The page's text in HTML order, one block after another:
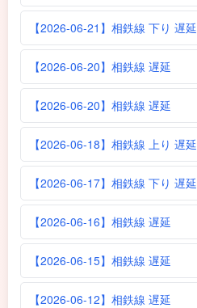
【2026-06-21】相鉄線 下り 遅延
【2026-06-20】相鉄線 遅延
【2026-06-20】相鉄線 遅延
【2026-06-18】相鉄線 上り 遅延
【2026-06-17】相鉄線 下り 遅延
【2026-06-16】相鉄線 遅延
【2026-06-15】相鉄線 遅延
【2026-06-12】相鉄線 遅延